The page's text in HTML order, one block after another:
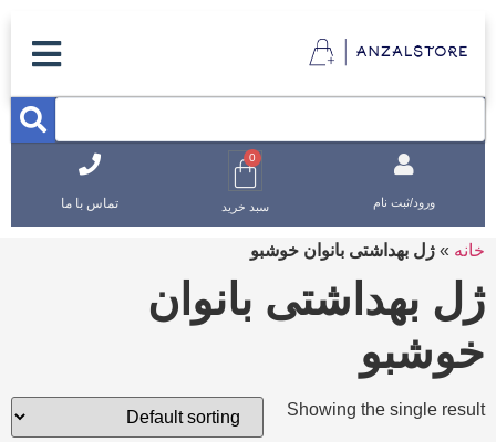
ورود/ثبت نام
0
سبد خرید تماس با ما
خانه » ژل بهداشتی بانوان خوشبو
ژل بهداشتی بانوان
خوشبو
Showing the single result